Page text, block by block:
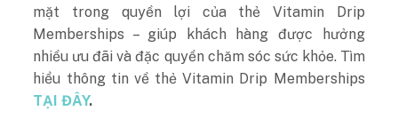
mặt trong quyền lợi của thẻ Vitamin Drip
Memberships – giúp khách hàng được hưởng
nhiều ưu đãi và đặc quyền chăm sóc sức khỏe. Tìm
hiểu thông tin về thẻ Vitamin Drip Memberships
TẠI ĐÂY.